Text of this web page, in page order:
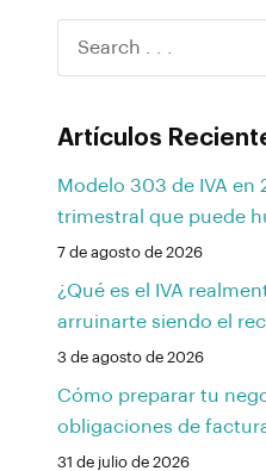
Artículos
Modelo 303 de IVA en
trimestral que puede
7 de agosto de 2026
¿Qué es el IVA
arruinarte siendo el
3 de agosto de 2026
Cómo preparar tu
obligaciones de
31 de julio de 2026